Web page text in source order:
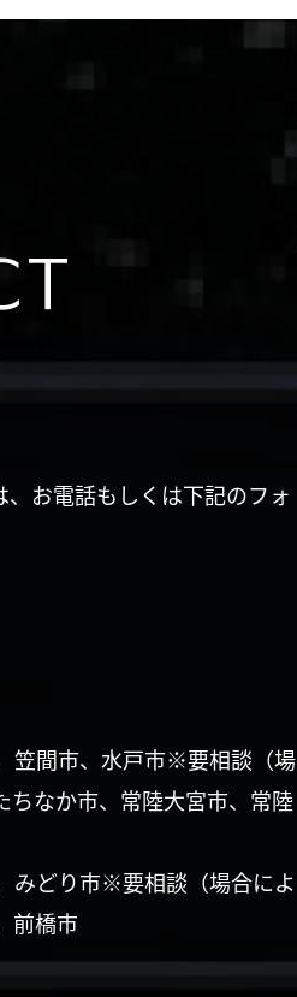
お電話もしくは下記のフォ
笠間市、水戸市※要相談（場
ちなか市、常陸大宮市、常陸
みどり市※要相談（場合によ
前橋市